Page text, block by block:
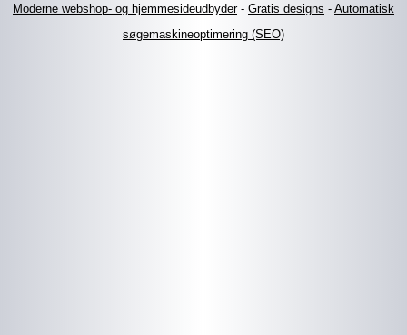
Moderne webshop- og hjemmesideudbyder- Gratis designs - Automatisk
søgemaskineoptimering (SEO)